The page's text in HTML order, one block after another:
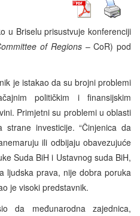
u Briselu prisustvuje konferenciji
of Regions– CoR) pod
je istakao da su brojni problemi
političkim i finansijskim
Primjetni su problemi u oblasti
investicije. “Činjenica da
ili odbijaju obavezujuće
Suda BiH i Ustavnog suda BiH,
ljudska prava, nije dobra poruka
je visoki predstavnik.
da međunarodna zajednica,